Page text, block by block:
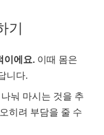
기
에요.
이때 몸은
니다.
눠 마시는 것을 추
히려 부담을 줄 수